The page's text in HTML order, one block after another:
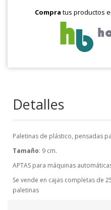
Compra tus productos
Detalles
Paletinas de plástico, pensadas
Tamaño: 9 cm.
APTAS para máquinas
Se vende en cajas completas de
paletinas